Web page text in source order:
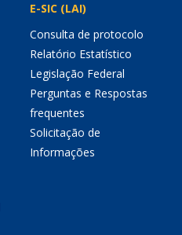
E-SIC (LAI)
Consulta de protocolo
Relatório Estatístico
Legislação Federal
Perguntas e Respostas
frequentes
Solicitação de
Informações